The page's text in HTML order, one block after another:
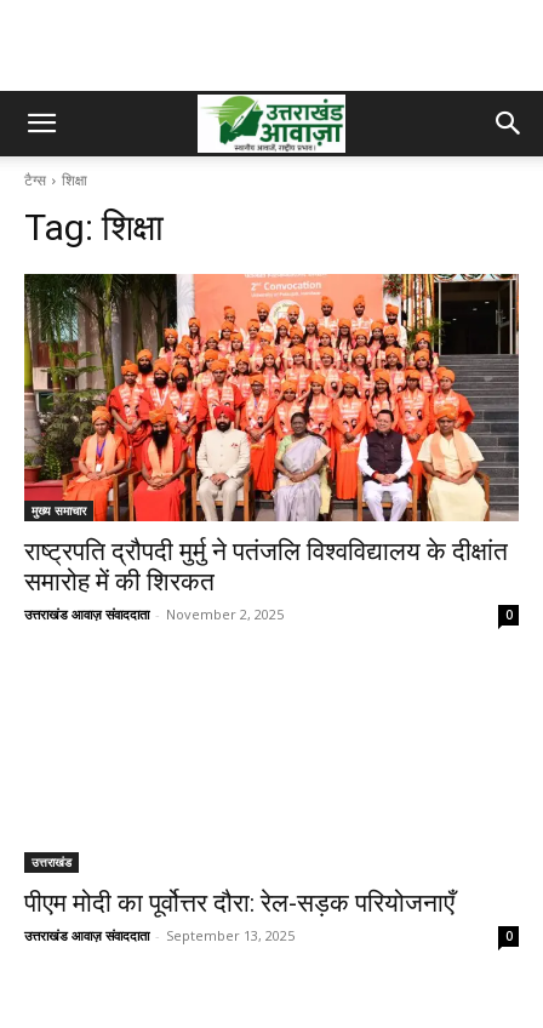
टैग्स शिक्षा
Tag:शिक्षा
मुख्य समाचार
राष्ट्रपति द्रौपदी मुर्मु ने पतंजलि विश्वविद्यालय के दीक्षांत
समारोह में की शिरकत
उत्तराखंड आवाज़ संवाददाता - November 2, 2025 0
उत्तराखंड
पीएम मोदी का पूर्वोत्तर दौरा: रेल-सड़क परियोजनाएँ
उत्तराखंड आवाज़ संवाददाता - September 13, 2025 0